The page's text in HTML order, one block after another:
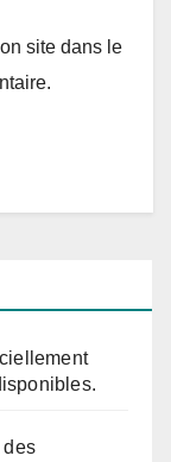
site dans le
des